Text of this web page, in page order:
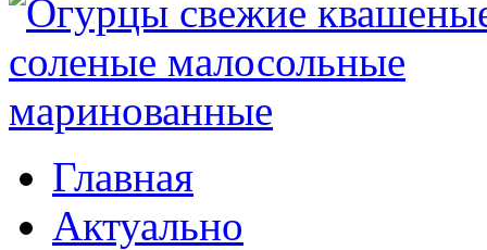
Главная
Актуально